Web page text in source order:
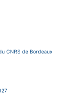
CNRS de Bordeaux